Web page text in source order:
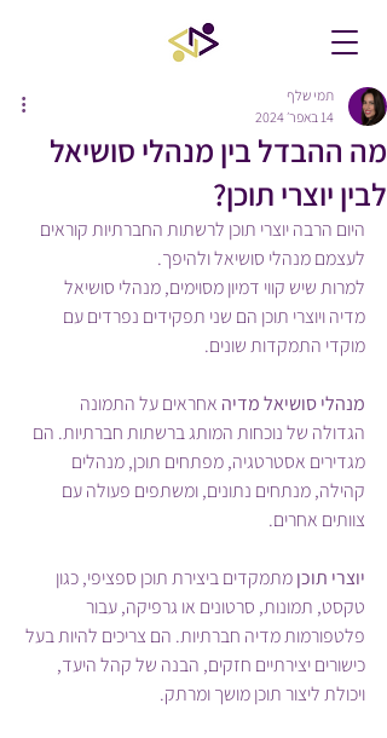
מה ההבדל בין מנהלי סושיאל
לבין יוצרי תוכן?
תמי שלף
14 באפר׳ 2024
היום הרבה יוצרי תוכן לרשתות החברתיות קוראים
לעצמם מנהלי סושיאל ולהיפך.
למרות שיש קווי דמיון מסוימים, מנהלי סושיאל
מדיה ויוצרי תוכן הם שני תפקידים נפרדים עם
מוקדי התמקדות שונים.
מנהלי סושיאל מדיה אחראים על התמונה
הגדולה של נוכחות המותג ברשתות חברתיות. הם
מגדירים אסטרטגיה, מפתחים תוכן, מנהלים
קהילה, מנתחים נתונים, ומשתפים פעולה עם
צוותים אחרים.
יוצרי תוכן מתמקדים ביצירת תוכן ספציפי, כגון
טקסט, תמונות, סרטונים או גרפיקה, עבור
פלטפורמות מדיה חברתיות. הם צריכים להיות בעל
כישורים יצירתיים חזקים, הבנה של קהל היעד,
ויכולת ליצור תוכן מושך ומרתק.